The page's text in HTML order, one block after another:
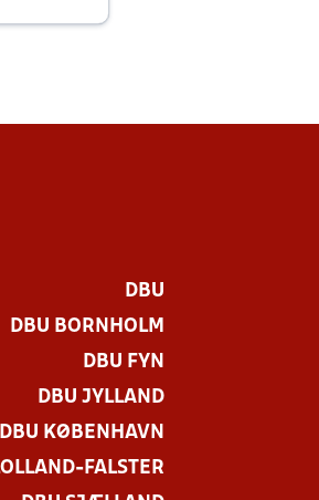
DBU
DBU BORNHOLM
DBU FYN
DBU JYLLAND
DBU KØBENHAVN
FALSTER